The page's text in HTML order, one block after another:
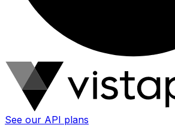
See our API plans